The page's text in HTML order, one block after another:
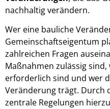
nachhaltig verändern.
Wer eine bauliche
Gemeinschaftseigentum
zahlreichen Fragen
Maßnahmen zulässig
erforderlich sind und wer
Veränderung trägt. Durch
zentrale Regelungen